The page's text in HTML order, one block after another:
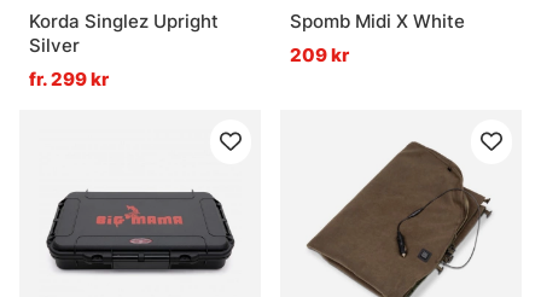
Korda Singlez Upright
Silver
fr. 299 kr
Spomb Midi X White
209 kr